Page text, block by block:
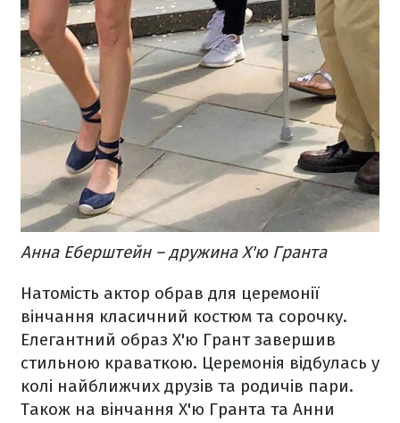
Анна Еберштейн – дружина Х'ю Гранта
Натомість актор обрав для церемонії
вінчання класичний костюм та сорочку.
Елегантний образ Х'ю Грант завершив
стильною краваткою. Церемонія відбулась у
колі найближчих друзів та родичів пари.
Також на вінчання Х'ю Гранта та Анни